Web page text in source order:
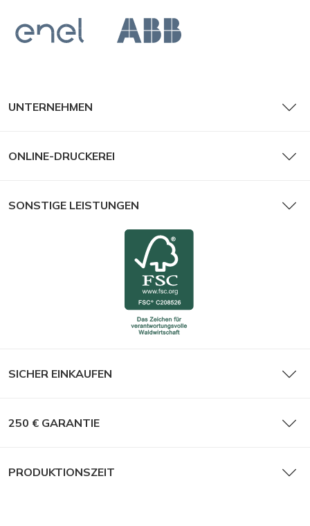
Roll-Up-Banner
UNTERNEHMEN
ONLINE-DRUCKEREI
SONSTIGE LEISTUNGEN
SICHER EINKAUFEN
250 € GARANTIE
PRODUKTIONSZEIT